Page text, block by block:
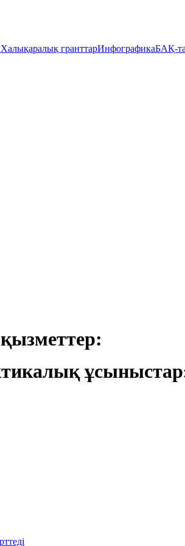
Халықаралық гранттарИнфографикаБАҚ-